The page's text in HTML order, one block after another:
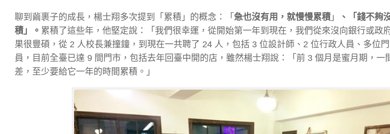
聊到繭裹子的成長，楊士翔多次提到「累積」的概念：「 急也沒有用，就慢慢累積 」
、「錢不夠
積」。 累積了這些年，他堅定說：「我們很幸運，從開始第一年到現在，我們從來沒向銀行或政
果很豐碩，從 2 人校長兼撞鐘，到現在一共聘了 24 人，包括 3 位設計師、2 位行政人員、多位
員，目前全臺已達 9 間門市，包括去年回臺中開的店，雖然楊士翔說：「前 3 個月是蜜月期，一
差，至少要給它一年的時間累積。」